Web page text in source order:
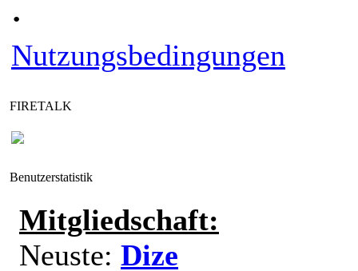
·
Nutzungsbedingungen
FIRETALK
Benutzerstatistik
Mitgliedschaft:
Neuste: Dize